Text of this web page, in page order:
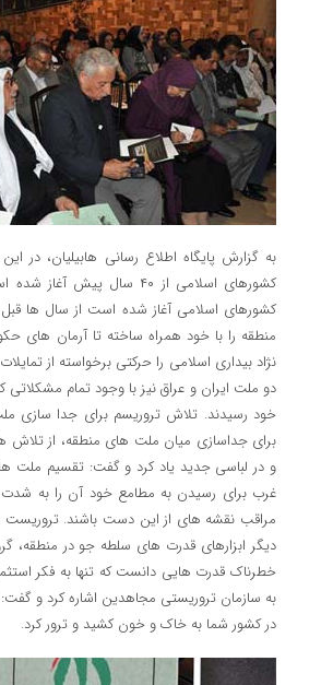
به گزارش پایگاه اطلاع رسانی هابیلیان، در
کشورهای اسلامی از ۴۰
کشورهای اسلامی آغاز شده است از سال ها
منطقه را با خود همراه ساخته تا آرمان های
نژاد بیداری اسلامی را حرکتی برخواسته از
دو ملت ایران و عراق نیز با وجود تمام مشکلاتی
خود رسیدند. تلاش تروریسم برای جدا سازی
برای جداسازی میان ملت های منطقه، از
و در لباسی جدید یاد کرد و گفت: تقسیم ملت
غرب برای رسیدن به مطامع خود آن را به
مراقب نقشه های از این دست باشند. تروریست
دیگر ابزارهای قدرت های سلطه جو در منطقه،
خطرناک قدرت هایی دانست که تنها به فکر
در کشور شما به خاک و خون کشید و ترور کرد.